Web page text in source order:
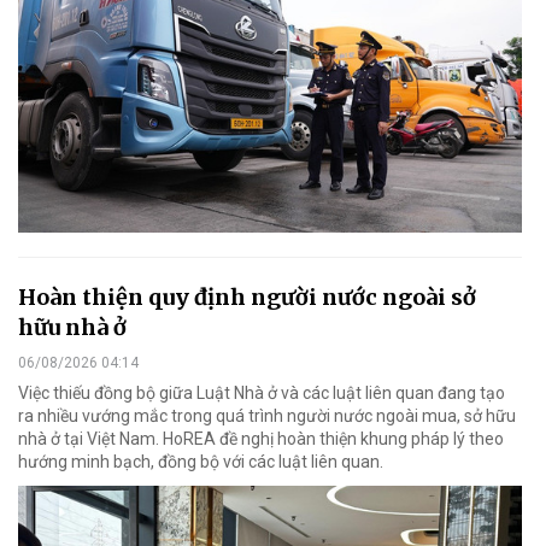
Hoàn thiện quy định người nước ngoài sở
hữu nhà ở
06/08/2026 04:14
Việc thiếu đồng bộ giữa Luật Nhà ở và các luật liên quan đang tạo
ra nhiều vướng mắc trong quá trình người nước ngoài mua, sở hữu
nhà ở tại Việt Nam. HoREA đề nghị hoàn thiện khung pháp lý theo
hướng minh bạch, đồng bộ với các luật liên quan.